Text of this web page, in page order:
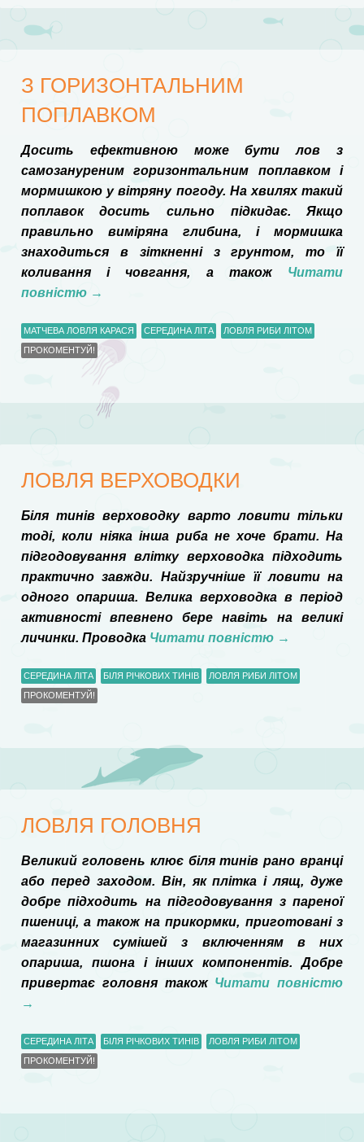
З ГОРИЗОНТАЛЬНИМ
ПОПЛАВКОМ
Досить ефективною може бути лов з
самозануреним горизонтальним поплавком і
мормишкою у вітряну погоду. На хвилях такий
поплавок досить сильно підкидає. Якщо
правильно виміряна глибина, і мормишка
знаходиться в зіткненні з грунтом, то її
коливання і човгання, а також Читати
повністю →
МАТЧЕВА ЛОВЛЯ КАРАСЯ СЕРЕДИНА ЛІТА
ЛОВЛЯ РИБИ ЛІТОМ
ПРОКОМЕНТУЙ!
ЛОВЛЯ ВЕРХОВОДКИ
Біля тинів верховодку варто ловити тільки
тоді, коли ніяка інша риба не хоче брати. На
підгодовування влітку верховодка підходить
практично завжди. Найзручніше її ловити на
одного опариша. Велика верховодка в період
активності впевнено бере навіть на великі
личинки. Проводка Читати повністю →
СЕРЕДИНА ЛІТА БІЛЯ РІЧКОВИХ ТИНІВ
ЛОВЛЯ РИБИ ЛІТОМ
ПРОКОМЕНТУЙ!
ЛОВЛЯ ГОЛОВНЯ
Великий головень клює біля тинів рано вранці
або перед заходом. Він, як плітка і лящ, дуже
добре підходить на підгодовування з пареної
пшениці, а також на прикормки, приготовані з
магазинних сумішей з включенням в них
опариша, пшона і інших компонентів. Добре
привертає головня також Читати повністю
→
СЕРЕДИНА ЛІТА БІЛЯ РІЧКОВИХ ТИНІВ
ЛОВЛЯ РИБИ ЛІТОМ
ПРОКОМЕНТУЙ!